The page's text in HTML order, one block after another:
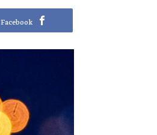
Facebook